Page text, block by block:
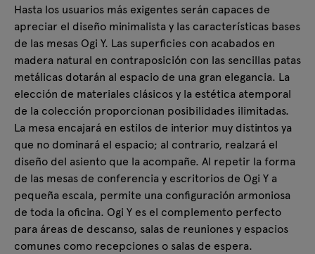
Hasta los usuarios más exigentes serán capaces de
apreciar el diseño minimalista y las características bases
de las mesas Ogi Y. Las superficies con acabados en
madera natural en contraposición con las sencillas patas
metálicas dotarán al espacio de una gran elegancia. La
elección de materiales clásicos y la estética atemporal
de la colección proporcionan posibilidades ilimitadas.
La mesa encajará en estilos de interior muy distintos ya
que no dominará el espacio; al contrario, realzará el
diseño del asiento que la acompañe. Al repetir la forma
de las mesas de conferencia y escritorios de Ogi Y a
pequeña escala, permite una configuración armoniosa
de toda la oficina. Ogi Y es el complemento perfecto
para áreas de descanso, salas de reuniones y espacios
comunes como recepciones o salas de espera.